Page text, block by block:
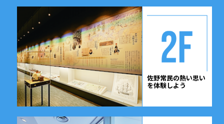
佐野常民の熱い思い
を体験しよう